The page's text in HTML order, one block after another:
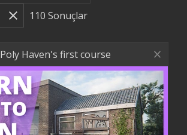
110 Sonuçlar
Poly Haven's first course